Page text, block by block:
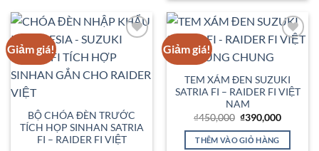
Giảm giá!
Wishlist
BỘ CHÓA ĐÈN TRƯỚC
TÍCH HỌP SINHAN SATRIA
FI – RAIDER FI VIỆT
Giảm giá!
Add to
Wishlist
TEM XÁM ĐEN SUZUKI
SATRIA FI – RAIDER FI VIỆT
NAM
₫450,000 Giá
là:
₫450,000.
₫390,000Giá
tại
THÊM VÀO GIỎ HÀNG